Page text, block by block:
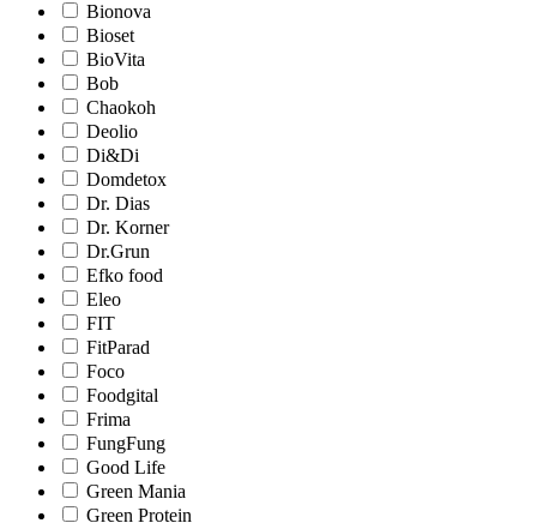
Bionova
Bioset
BioVita
Bob
Chaokoh
Deolio
Di&Di
Domdetox
Dr. Dias
Dr. Korner
Dr.Grun
Efko food
Eleo
FIT
FitParad
Foco
Foodgital
Frima
FungFung
Good Life
Green Mania
Green Protein